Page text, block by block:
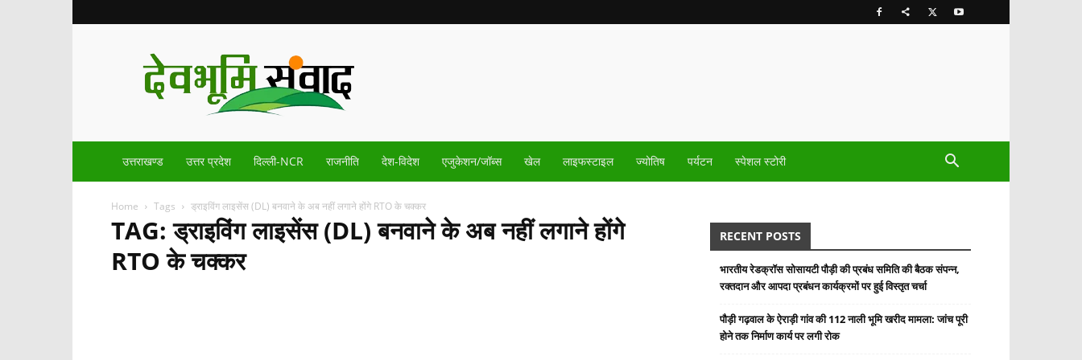
Devbhoomisamvad.com
उत्तराखण्ड उत्तर प्रदेश दिल्ली-NCR राजनीति देश-विदेश एजुकेशन/जॉब्स खेल लाइफस्टाइल ज्योतिष पर्यटन स्पेशल स्टोरी
Home Tags ड्राइविंग लाइसेंस (DL) बनवाने के अब नहीं लगाने होंगे RTO के चक्कर
TAG: ड्राइविंग लाइसेंस (DL) बनवाने के अब नहीं लगाने होंगे
RTO के चक्कर
RECENT POSTS
भारतीय रेडक्रॉस सोसायटी पौड़ी की प्रबंध समिति की बैठक संपन्न,
रक्तदान और आपदा प्रबंधन कार्यक्रमों पर हुई विस्तृत चर्चा
पौड़ी गढ़वाल के ऐराड़ी गांव की 112 नाली भूमि खरीद मामला: जांच पूरी
होने तक निर्माण कार्य पर लगी रोक